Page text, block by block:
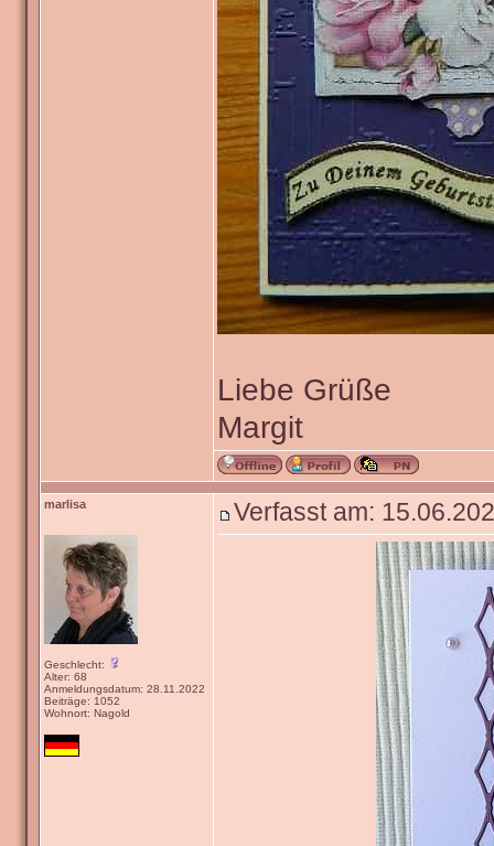
Liebe Grüße
Margit
marlisa
Geschlecht:
Alter: 68
Anmeldungsdatum: 28.11.2022
Beiträge: 1052
Wohnort: Nagold
Verfasst am: